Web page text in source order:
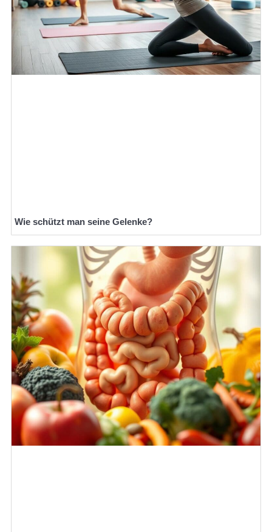
Wie schützt man seine Gelenke?